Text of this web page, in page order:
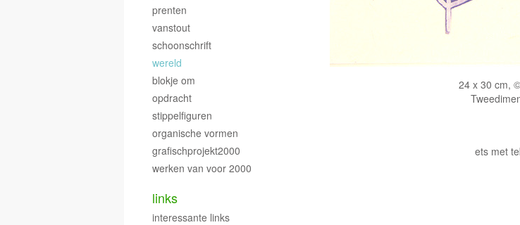
24 x 30 cm,
ets met
prenten
vanstout
schoonschrift
wereld
blokje om
opdracht
stippelfiguren
organische vormen
grafischprojekt2000
werken van voor 2000
links
interessante links